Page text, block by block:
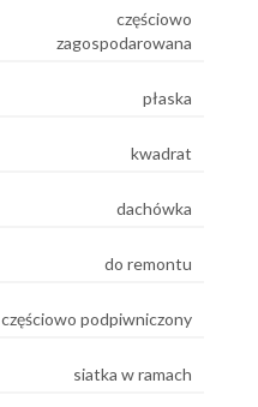
częściowo
zagospodarowana
płaska
kwadrat
dachówka
do remontu
częściowo podpiwniczony
siatka w ramach